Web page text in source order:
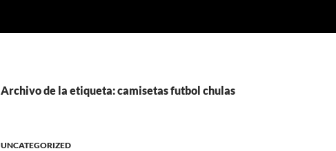
Archivo de la etiqueta: camisetas futbol chulas
UNCATEGORIZED